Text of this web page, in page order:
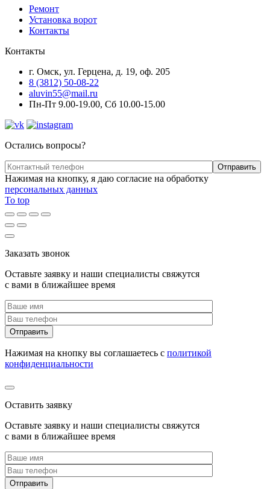
Ремонт
Установка ворот
Контакты
Контакты
г. Омск, ул. Герцена, д. 19, оф. 205
8 (3812) 50-08-22
aluvin55@mail.ru
Пн-Пт 9.00-19.00, Сб 10.00-15.00
Остались вопросы?
Нажимая на кнопку, я даю согласие на обработку
персональных данных
To top
Заказать звонок
Оставьте заявку и наши специалисты свяжутся
с вами в ближайшее время
Нажимая на кнопку вы соглашаетесь с политикой
конфиденциальности
Оставить заявку
Оставьте заявку и наши специалисты свяжутся
с вами в ближайшее время